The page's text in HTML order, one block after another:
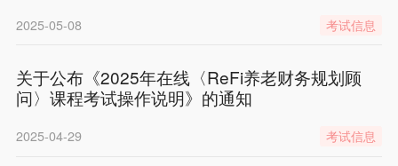
2025-05-08 考试信息
关于公布《2025年在线〈ReFi养老财务规划顾
问〉课程考试操作说明》的通知
2025-04-29 考试信息